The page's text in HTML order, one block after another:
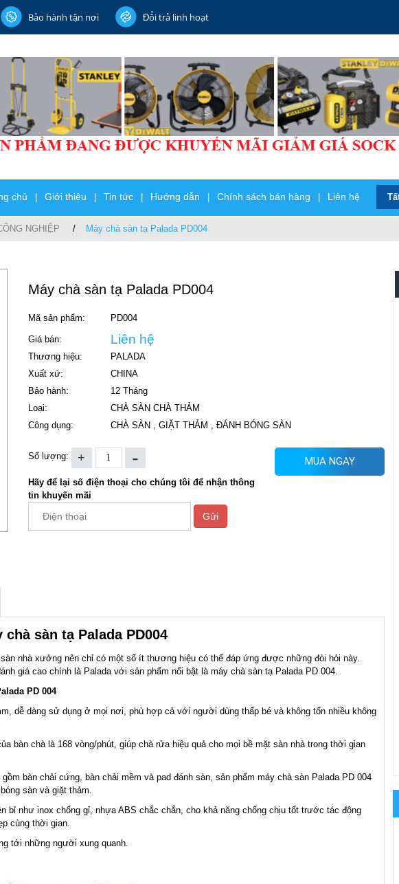
Bảo hành tận nơi Đổi trả linh hoạt
chủ Giới thiệu Tin tức Hướng dẫn Chính sách bán hàng Liên hệ
NGHIỆP Máy chà sàn tạ Palada PD004
Máy chà sàn tạ Palada PD004
Mã sản phẩm: PD004
Giá bán: Liên hệ
Thương hiệu:
PALADA
Xuất xứ:
CHINA
Bảo hành:
12 Tháng
Loại:
CHÀ SÀN CHÀ THẢM
Công dụng:
CHÀ SÀN , GIẶT THẢM , ĐÁNH BÓNG SÀN
Số lượng: MUA NGAY
Hãy để lại số điện thoại cho chúng tôi để nhận thông
tin khuyến mãi
Gửi
chà sàn tạ Palada PD004
nhà xưởng nên chỉ có một số ít thương hiệu có thể đáp ứng được những đòi hỏi này.
giá cao chính là Palada với sản phẩm nổi bật là máy chà sàn tạ Palada PD 004.
PD 004
dễ dàng sử dụng ở mọi nơi, phù hợp cả với người dùng thấp bé và không tốn nhiều không
bàn chà là 168 vòng/phút, giúp chà rửa hiệu quả cho mọi bề mặt sàn nhà trong thời gian
bàn chải cứng, bàn chải mềm và pad đánh sàn, sản phẩm máy chà sàn Palada PD 004
sàn và giặt thảm.
bỉ như inox chống gỉ, nhựa ABS chắc chắn, cho khả năng chống chịu tốt trước tác động
cùng thời gian.
tới những người xung quanh.